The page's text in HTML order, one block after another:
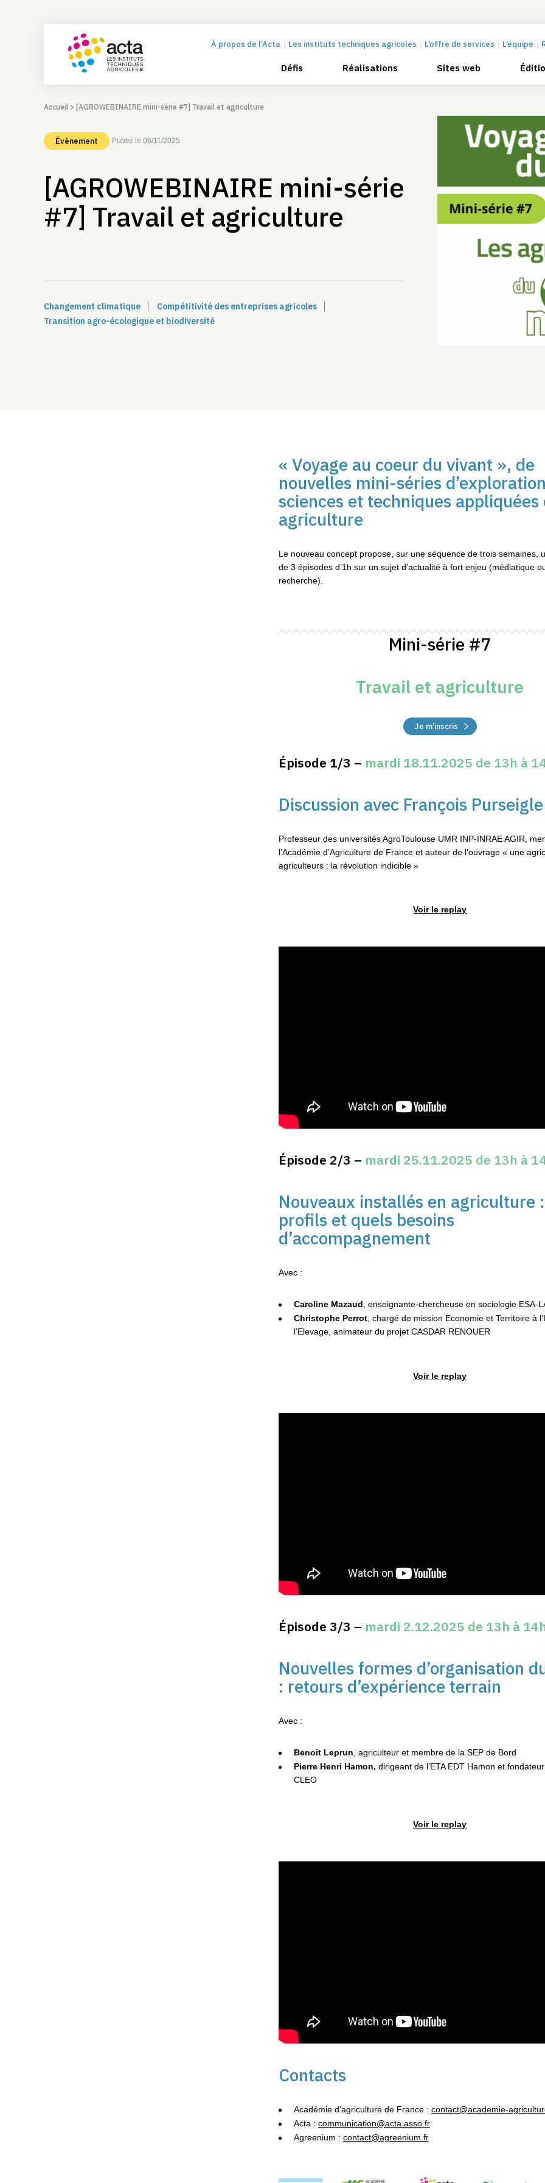
À propos de l’Acta Les instituts techniques agricoles L’offre de services L’équipe
Défis Réalisations Sites web
Accueil > [AGROWEBINAIRE mini-série #7] Travail et agriculture
Évènement Publié le 06/11/2025
[AGROWEBINAIRE mini-série
#7] Travail et agriculture
Changement climatique
Compétitivité des entreprises agricoles
Transition agro-écologique et biodiversité
« Voyage au coeur du vivant », de
nouvelles mini-séries
sciences et techniques appliquées
agriculture
Le nouveau concept propose, sur une séquence de trois semaines,
de 3 épisodes d’1h sur un sujet d’actualité à fort enjeu (médiatique
recherche).
Mini-série #7
Travail et agriculture
Je m’inscris
Épisode 1/3 – mardi 18.11.2025 de 13h à
Discussion avec François Purseigle
Professeur des universités AgroToulouse UMR INP-INRAE AGIR,
l’Académie d’Agriculture de France et auteur de l’ouvrage « une
agriculteurs : la révolution indicible »
Voir le replay
Épisode 2/3 – mardi 25.11.2025 de 13h à
Nouveaux installés en agriculture
profils et quels besoins
d’accompagnement
Avec :
Caroline Mazaud , enseignante-chercheuse en sociologie ESA-
Christophe Perrot, chargé de mission Economie et Territoire à
l’Elevage, animateur du projet CASDAR RENOUER
Voir le replay
Épisode 3/3 – mardi 2.12.2025 de 13h à
Nouvelles formes d’organisation
: retours d’expérience terrain
Avec :
Benoit Leprun , agriculteur et membre de la SEP de Bord
Pierre Henri Hamon, dirigeant de l’ETA EDT Hamon et
CLEO
Voir le replay
Contacts
Académie d’agriculture de France : contact@academie-
Acta : communication@acta.asso.fr
Agreenium : contact@agreenium.fr